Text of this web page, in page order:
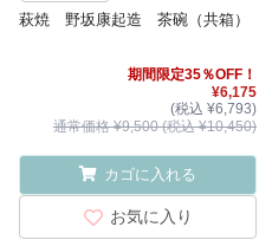
萩焼 野坂康起造 茶碗（共箱）
期間限定35％OFF！
¥6,175
(税込 ¥6,793)
通常価格 ¥9,500 (税込 ¥10,450)
カゴに入れる
お気に入り